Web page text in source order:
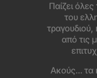
Παίζει όλες
του
τραγουδιού,
από τις
Ακούς… τα